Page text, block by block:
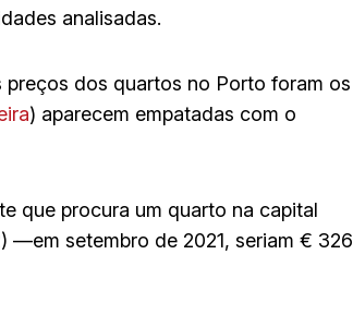
analisadas.
dos quartos no Porto foram os
) aparecem empatadas com o
que procura um quarto na capital
—em setembro de 2021, seriam € 326